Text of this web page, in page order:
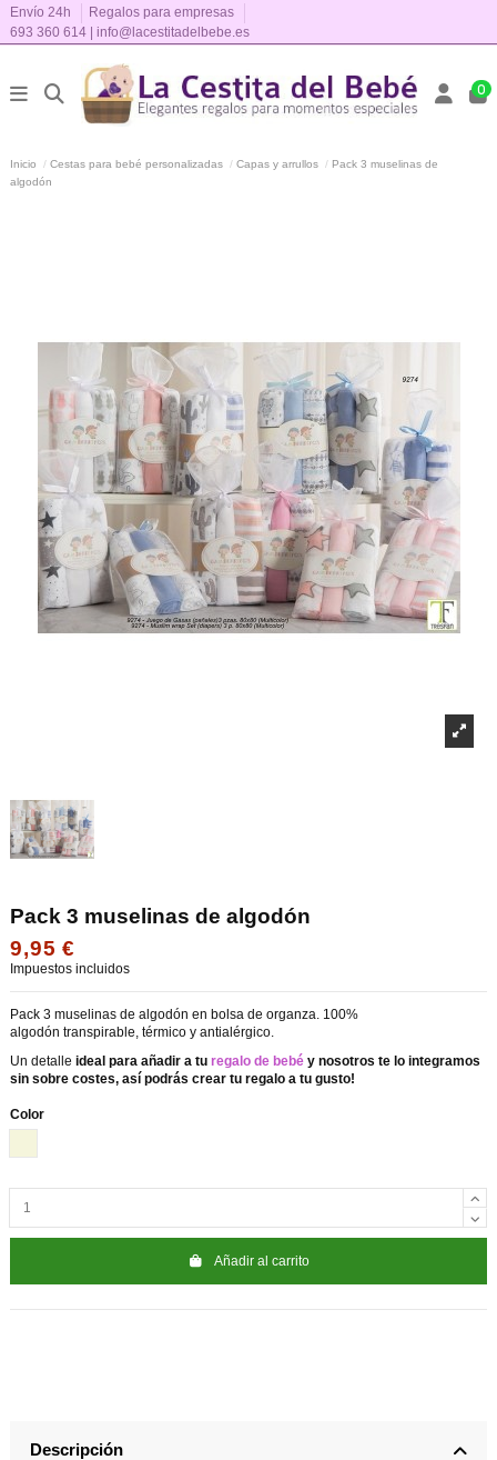
Envío 24h
Regalos para empresas
693 360 614 | info@lacestitadelbebe.es
0
Inicio Cestas para bebé personalizadas Capas y arrullos
Pack 3 muselinas de
algodón
Pack 3 muselinas de algodón
9,95 €
Impuestos incluidos
Pack 3 muselinas de algodón en bolsa de organza. 100%
algodón transpirable, térmico y antialérgico.
Un detalle ideal para añadir a tu regalo de bebé y nosotros te lo integramos
sin sobre costes, así podrás crear tu regalo a tu gusto!
Color
Añadir al carrito
Descripción